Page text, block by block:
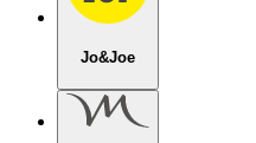
Jo&Joe